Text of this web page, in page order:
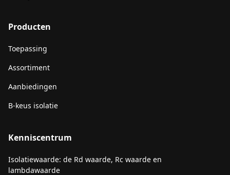
Producten
Toepassing
Assortiment
Aanbiedingen
B-keus isolatie
Kenniscentrum
Isolatiewaarde: de Rd waarde, Rc waarde en
lambdawaarde